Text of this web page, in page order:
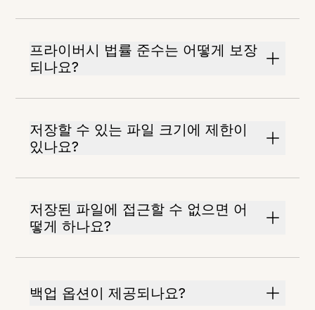
프라이버시 법률 준수는 어떻게 보장
되나요?
저장할 수 있는 파일 크기에 제한이
있나요?
저장된 파일에 접근할 수 없으면 어
떻게 하나요?
백업 옵션이 제공되나요?